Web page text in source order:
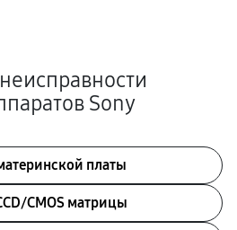
Sony
платы
CMOS матрицы